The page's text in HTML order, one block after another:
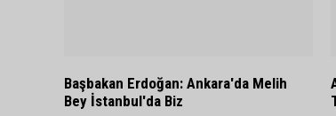
Başbakan Erdoğan: Ankara'da Melih
Bey İstanbul'da Biz